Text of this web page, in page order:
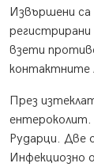
Извършени са
взети
контактните
През
Рударци. Две
Инфекциозно